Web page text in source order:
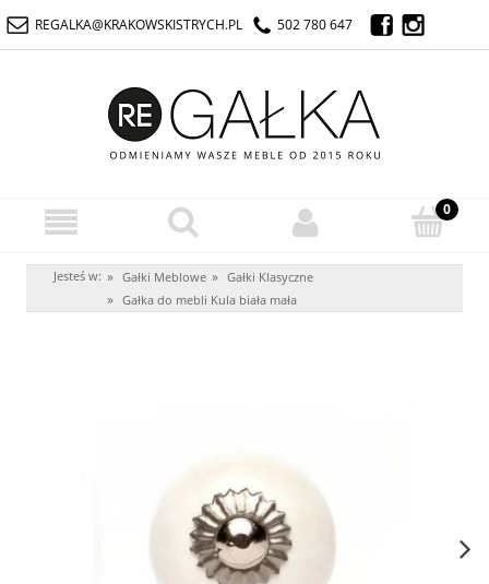
REGALKA@KRAKOWSKISTRYCH.PL 502 780 647
Jesteś w: » Gałki Meblowe » Gałki Klasyczne
» Gałka do mebli Kula biała mała